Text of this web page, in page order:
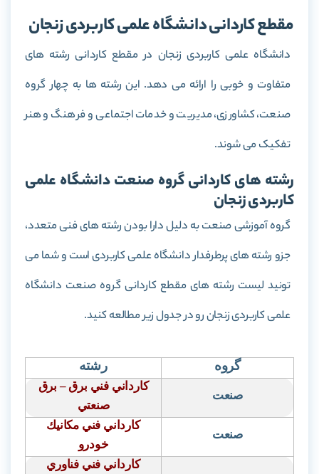
مقطع کاردانی دانشگاه علمی کاربردی زنجان
دانشگاه علمی کاربردی زنجان در مقطع کاردانی رشته های
متفاوت و خوبی را ارائه می دهد. این رشته ها به چهار گروه
صنعت، کشاورزی، مدیریت و خدمات اجتماعی و فرهنگ و هنر
تفکیک می شوند.
رشته های کاردانی گروه صنعت دانشگاه علمی
کاربردی زنجان
گروه آموزشی صنعت به دلیل دارا بودن رشته های فنی متعدد،
جزو رشته های پرطرفدار دانشگاه علمی کاربردی است و شما می
تونید لیست رشته های مقطع کاردانی گروه صنعت دانشگاه
علمی کاربردی زنجان رو در جدول زیر مطالعه کنید.
گروه رشته
صنعت
كارداني فني برق – برق
صنعتي
صنعت
كارداني فني مكانيك
خودرو
كارداني فني فناوري